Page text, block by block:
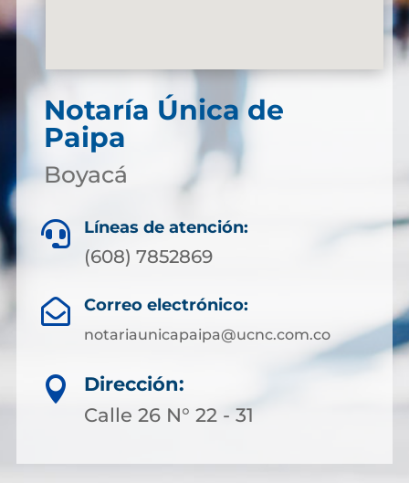
Notaría Única de
Paipa
Boyacá
 Líneas de atención:
(608) 7852869
 Correo electrónico:
notariaunicapaipa@ucnc.com.co

Dirección:
Calle 26 N° 22 - 31